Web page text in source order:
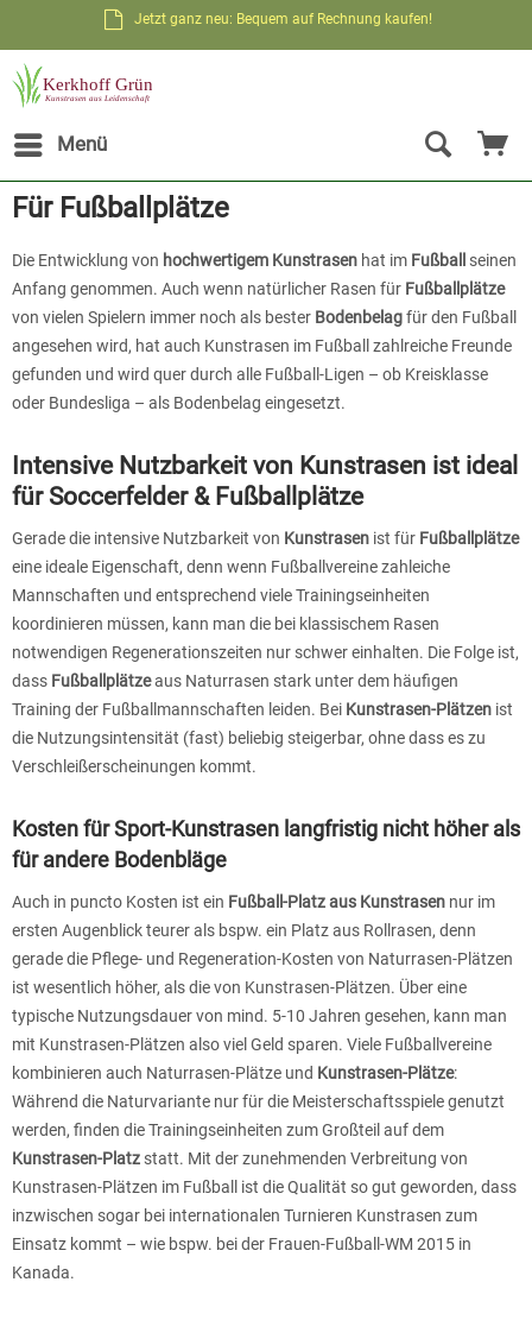
Jetzt ganz neu: Bequem auf Rechnung kaufen!
Menü
Für Fußballplätze
Die Entwicklung von hochwertigem Kunstrasen hat im Fußball
seinen
Anfang genommen. Auch wenn natürlicher Rasen für Fußballplätze
von vielen Spielern immer noch als bester Bodenbelagfür den Fußball
angesehen wird, hat auch Kunstrasen im Fußball zahlreiche Freunde
gefunden und wird quer durch alle Fußball-Ligen – ob Kreisklasse
oder Bundesliga – als Bodenbelag eingesetzt.
Intensive Nutzbarkeit von Kunstrasen ist ideal
für Soccerfelder & Fußballplätze
Gerade die intensive Nutzbarkeit von Kunstrasen ist für Fußballplätze
eine ideale Eigenschaft, denn wenn Fußballvereine zahleiche
Mannschaften und entsprechend viele Trainingseinheiten
koordinieren müssen, kann man die bei klassischem Rasen
notwendigen Regenerationszeiten nur schwer einhalten. Die Folge ist,
dass Fußballplätzeaus Naturrasen stark unter dem häufigen
Training der Fußballmannschaften leiden. Bei Kunstrasen-Plätzen ist
die Nutzungsintensität (fast) beliebig steigerbar, ohne dass es zu
Verschleißerscheinungen kommt.
Kosten für Sport-Kunstrasen langfristig nicht höher als
für andere Bodenbläge
Auch in puncto Kosten ist ein Fußball-Platz aus Kunstrasen nur im
ersten Augenblick teurer als bspw. ein Platz aus Rollrasen, denn
gerade die Pflege- und Regeneration-Kosten von Naturrasen-Plätzen
ist wesentlich höher, als die von Kunstrasen-Plätzen. Über eine
typische Nutzungsdauer von mind. 5-10 Jahren gesehen, kann man
mit Kunstrasen-Plätzen also viel Geld sparen. Viele Fußballvereine
kombinieren auch Naturrasen-Plätze und Kunstrasen-Plätze:
Während die Naturvariante nur für die Meisterschaftsspiele genutzt
werden, finden die Trainingseinheiten zum Großteil auf dem
Kunstrasen-Platz statt. Mit der zunehmenden Verbreitung von
Kunstrasen-Plätzen im Fußball ist die Qualität so gut geworden, dass
inzwischen sogar bei internationalen Turnieren Kunstrasen zum
Einsatz kommt – wie bspw. bei der Frauen-Fußball-WM 2015 in
Kanada.